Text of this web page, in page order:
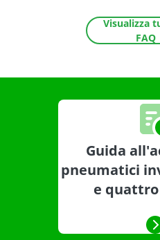
Visualizza
FAQ
Guida
pneumatici
e